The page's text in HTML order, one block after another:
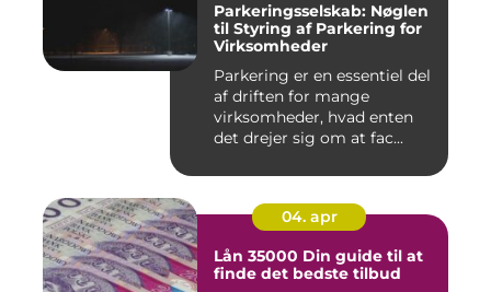
Parkeringsselskab: Nøglen
til Styring af Parkering for
Virksomheder
Parkering er en essentiel del
af driften for mange
virksomheder, hvad enten
det drejer sig om at fac...
04. apr
Lån 35000 Din guide til at
finde det bedste tilbud